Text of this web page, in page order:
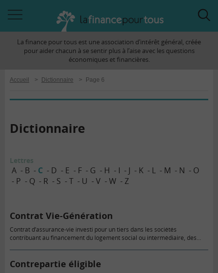
àLa finance pour tous est une association d’intérêt général, créée
pour aider chacun à se sentir plus à l’aise avec les questions
économiques et financières.
Accueil > Dictionnaire > Page 6
Dictionnaire
Lettres
A B C D E F G H I J K L M N
O
P
Q R S T U V W Z
Contrat Vie-Génération
Contrat d’assurance-vie investi pour un tiers dans les sociétés
contribuant au financement du logement social ou intermédiaire, des
Contrepartie éligible